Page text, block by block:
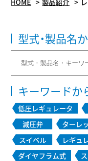
HOME 製品紹介
型式・製品名
キーワードか
低圧レギュレータ
減圧弁
ターレ
スイベル
レギュ
ダイヤフラム式